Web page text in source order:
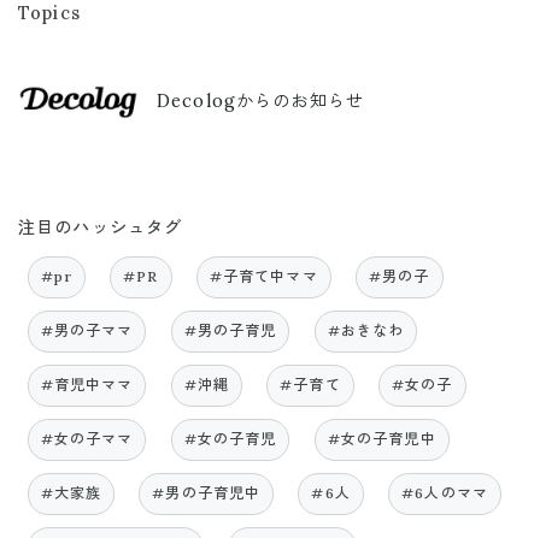
Topics
Decologからのお知らせ
注目のハッシュタグ
#pr #PR #子育て中ママ #男の子
#男の子ママ #男の子育児 #おきなわ
#育児中ママ #沖縄 #子育て #女の子
#女の子ママ #女の子育児 #女の子育児中
#大家族 #男の子育児中 #6人 #6人のママ